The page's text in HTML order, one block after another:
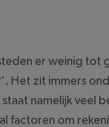
er weinig tot
Het zit immers
namelijk veel
factoren om